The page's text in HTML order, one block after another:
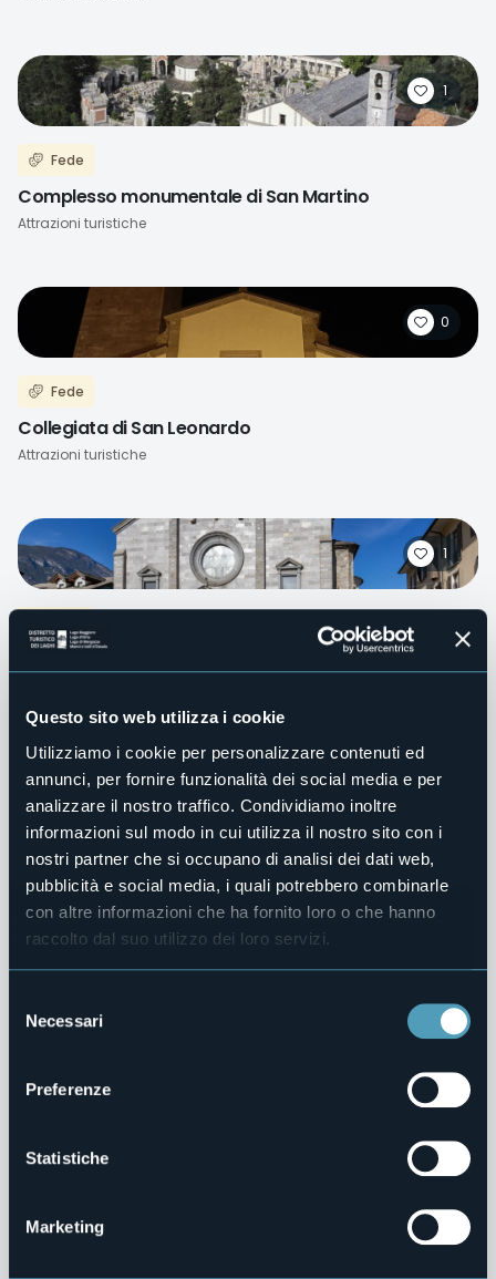
Questo sito web utilizza i cookie
Utilizziamo i cookie per personalizzare contenuti ed
annunci, per fornire funzionalità dei social media e per
analizzare il nostro traffico. Condividiamo inoltre
informazioni sul modo in cui utilizza il nostro sito con i
nostri partner che si occupano di analisi dei dati web,
pubblicità e social media, i quali potrebbero combinarle
con altre informazioni che ha fornito loro o che hanno
raccolto dal suo utilizzo dei loro servizi.
delNecessari
Preferenze
Statistiche
Marketing
1
Fede
Complesso monumentale di San Martino
Attrazioni turistiche
0
Fede
Collegiata di San Leonardo
Attrazioni turistiche
1
0
Fede
Chiesa Parrocchiale Santa Maria Assunta
Attrazioni turistiche
0
Fede
Attrazioni turistiche
0